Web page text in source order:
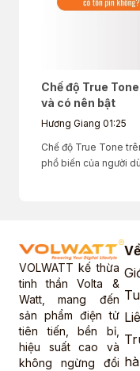
Chế độ True
và có nên bật
Hương Giang 01:25
Chế độ True Tone
phổ biến của người
VOLWATT kế thừa
tinh thần Volta &
Watt, mang đến
sản phẩm điện tử
tiên tiến, bền bỉ,
hiệu suất cao và
không ngừng đổi